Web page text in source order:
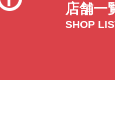
店舗一
SHOP